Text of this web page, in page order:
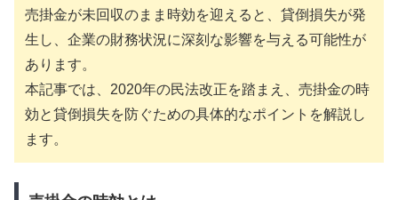
売掛金が未回収のまま時効を迎えると、貸倒損失が発
生し、企業の財務状況に深刻な影響を与える可能性が
あります。
本記事では、2020年の民法改正を踏まえ、売掛金の時
効と貸倒損失を防ぐための具体的なポイントを解説し
ます。